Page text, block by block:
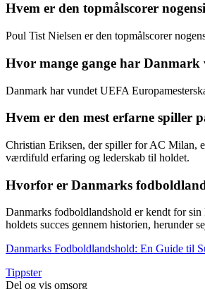
Hvem er den topmålscorer
Poul Tist Nielsen er den topmålscorer
Hvor mange gange har
Danmark har vundet UEFA
Hvem er den mest erfarne spiller
Christian Eriksen, der spiller for AC Milan,
værdifuld erfaring og lederskab til holdet.
Hvorfor er Danmarks
Danmarks fodboldlandshold er kendt for
holdets succes gennem historien, herunder
Danmarks Fodboldlandshold: En Guide til
Tippster
Del og vis omsorg